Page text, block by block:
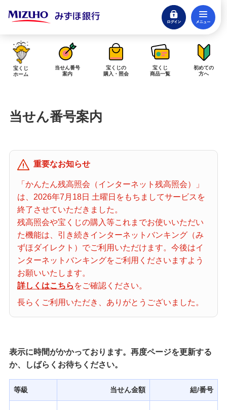
ログイン
閉じる
みずほダイレクトログイン
当せん金の受取方法について
購入した宝くじの確認方法について
「代金が引き落としされない」「購入明細に表示されない」にお答えしま
す。
宝くじホーム
当せん番号案内
宝くじの購入・照会
宝くじ商品一覧
初めての方へ
みずほ銀行店舗・ATM
宝くじ
ホーム
当せん番号
案内
宝くじの
購入・照会
宝くじ
商品一覧
初めての
方へ
当せん番号案内
重要なお知らせ
「かんたん残高照会（インターネット残高照会）」
は、2026年7月18日 土曜日をもちましてサービスを
終了させていただきました。
残高照会や宝くじの購入等これまでお使いいただい
た機能は、引き続きインターネットバンキング（み
ずほダイレクト）でご利用いただけます。今後はイ
ンターネットバンキングをご利用くださいますよう
お願いいたします。
詳しくはこちら をご確認ください。
長らくご利用いただき、ありがとうございました。
表示に時間がかかっております。再度ページを更新する
か、しばらくお待ちください。
等級 当せん金額 組/番号